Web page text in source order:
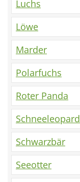
Luchs
Löwe
Marder
Polarfuchs
Roter Panda
Schneeleopard
Schwarzbär
Seeotter